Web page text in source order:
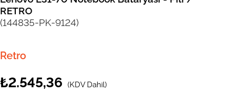
RETRO
(144835-PK-9124)
Retro
₺2.545,36 (KDV Dahil)